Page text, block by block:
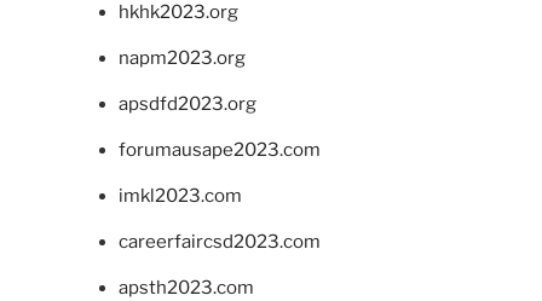
hkhk2023.org
napm2023.org
apsdfd2023.org
forumausape2023.com
imkl2023.com
careerfaircsd2023.com
apsth2023.com